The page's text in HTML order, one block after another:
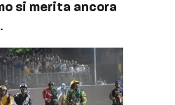
si merita ancora
.